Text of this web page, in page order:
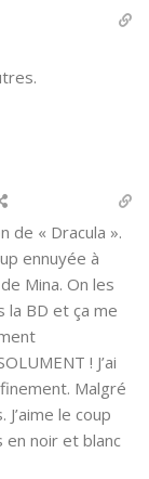
de « Dracula ».
ennuyée à
Mina. On les
BD et ça me
! J’ai
Malgré
le coup
en noir et blanc